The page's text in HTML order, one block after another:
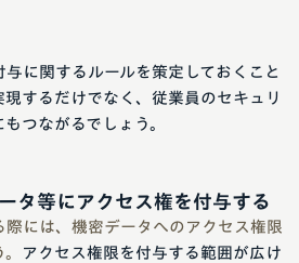
に関するルールを策定しておくこと
するだけでなく、従業員のセキュリ
つながるでしょう。
タ等にアクセス権を付与する
際には、機密データへのアクセス権限
アクセス権限を付与する範囲が広け